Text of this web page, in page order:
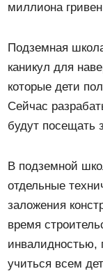
миллиона
Подземная
каникул для
которые дети
Сейчас
будут посещать
В подземной
отдельные
заложения
время
инвалидностью,
учиться всем